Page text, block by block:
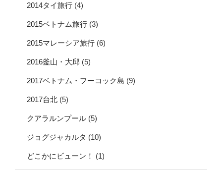
2014タイ旅行 (4)
2015ベトナム旅行 (3)
2015マレーシア旅行 (6)
2016釜山・大邱 (5)
2017ベトナム・フーコック島 (9)
2017台北 (5)
クアラルンプール (5)
ジョグジャカルタ (10)
どこかにビューン！ (1)